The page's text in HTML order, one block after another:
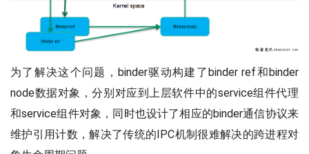
为了解决这个问题，binder驱动构建了binder ref和binder
node数据对象，分别对应到上层软件中的service组件代理
和service组件对象，同时也设计了相应的binder通信协议来
维护引用计数，解决了传统的IPC机制很难解决的跨进程对